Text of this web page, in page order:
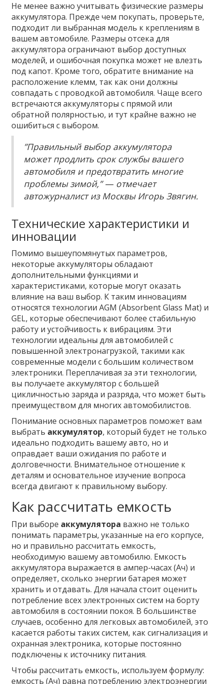
Не менее важно учитывать физические размеры
аккумулятора. Прежде чем покупать, проверьте,
подходит ли выбранная модель к креплениям в
вашем автомобиле. Размеры отсека для
аккумулятора ограничают выбор доступных
моделей, и ошибочная покупка может не влезть
под капот. Кроме того, обратите внимание на
расположение клемм, так как они должны
совпадать с проводкой автомобиля. Чаще всего
встречаются аккумуляторы с прямой или
обратной полярностью, и тут крайне важно не
ошибиться с выбором.
”Правильный выбор аккумулятора
может продлить срок службы вашего
автомобиля и предотвратить многие
проблемы зимой,” — отмечает
автожурналист из Москвы Игорь Звягин.
Технические характеристики и
инновации
Помимо вышеупомянутых параметров,
некоторые аккумуляторы обладают
дополнительными функциями и
характеристиками, которые могут оказать
влияние на ваш выбор. К таким инновациям
относятся технологии AGM (Absorbent Glass Mat) и
GEL, которые обеспечивают более стабильную
работу и устойчивость к вибрациям. Эти
технологии идеальны для автомобилей с
повышенной электронагрузкой, такими как
современные модели с большим количеством
электроники. Переплачивая за эти технологии,
вы получаете аккумулятор с большей
цикличностью заряда и разряда, что может быть
преимуществом для многих автомобилистов.
Понимание основных параметров поможет вам
выбрать аккумулятор, который будет не только
идеально подходить вашему авто, но и
оправдает ваши ожидания по работе и
долговечности. Внимательное отношение к
деталям и основательное изучение вопроса
всегда двигают к правильному выбору.
Как рассчитать емкость
При выборе аккумулятора важно не только
понимать параметры, указанные на его корпусе,
но и правильно рассчитать емкость,
необходимую вашему автомобилю. Емкость
аккумулятора выражается в ампер-часах (Ач) и
определяет, сколько энергии батарея может
хранить и отдавать. Для начала стоит оценить
потребление всех электронных систем на борту
автомобиля в состоянии покоя. В большинстве
случаев, особенно для легковых автомобилей, это
касается работы таких систем, как сигнализация и
охранная электроника, которые постоянно
подключены к источнику питания.
Чтобы рассчитать емкость, используем формулу:
емкость (Ач) равна потреблению электроэнергии